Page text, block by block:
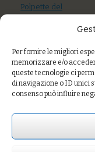
Per fornire le migliori
memorizzare e/o
queste tecnologie ci
di navigazione o ID unici
consenso può influire
Polpette del
baccalà, patate e
Degustazione
dalla gastronomia:
Hummus di ceci e
verdurine, torta
insalatina di